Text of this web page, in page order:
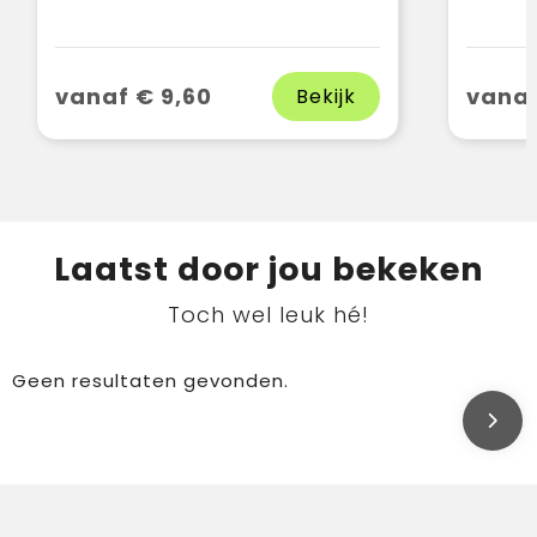
vanaf € 9,60 Bekijk
Laatst door jou bekeken
Toch wel leuk hé!
Geen resultaten gevonden.